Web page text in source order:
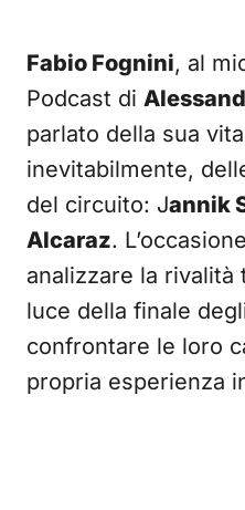
Fabio Fognini, al
Podcast di
parlato della sua
inevitabilmente,
del circuito: Jannik
Alcaraz.
analizzare la rivalità
luce della finale
confrontare le loro
propria esperienza